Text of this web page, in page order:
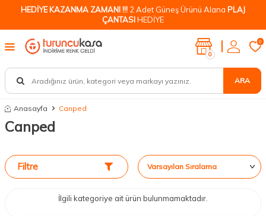
HEDİYE KAZANMA ZAMANI !!! 2 Adet Güneş Ürünü Alana PLAJ
ÇANTASIHEDİYE
ARA
0
0
Anasayfa Canped
Canped
Filtre
İlgili kategoriye ait ürün bulunmamaktadır.